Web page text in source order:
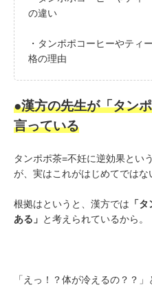
の違い
・タンポポコーヒーやティ
格の理由
●漢方の先生が「タン
言っている
タンポポ茶=不妊に逆効果とい
が、実はこれがはじめてではな
根拠はというと、漢方では 「
ある」 と考えられているから。
「えっ！？体が冷えるの？？